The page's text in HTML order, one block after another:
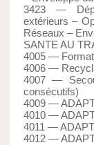
3423 —
extérieurs –
Réseaux –
SANTE AU
4005 —
4006 —
4007 —
consécutifs)
4009 —
4010 —
4011 —
4012 —